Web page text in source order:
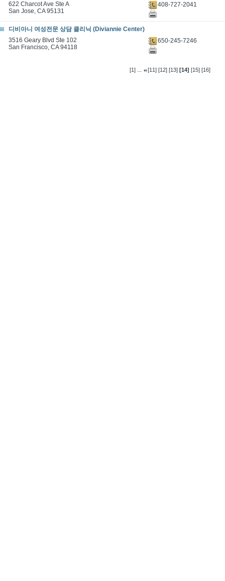
622 Charcot Ave Ste A
San Jose, CA 95131
408-727-2041
디비아니 여성전문 상담 클리닉 (Diviannie Center)
3516 Geary Blvd Ste 102
San Francisco, CA 94118
650-245-7246
[1] ... [11] [12] [13] [14] [15] [16]